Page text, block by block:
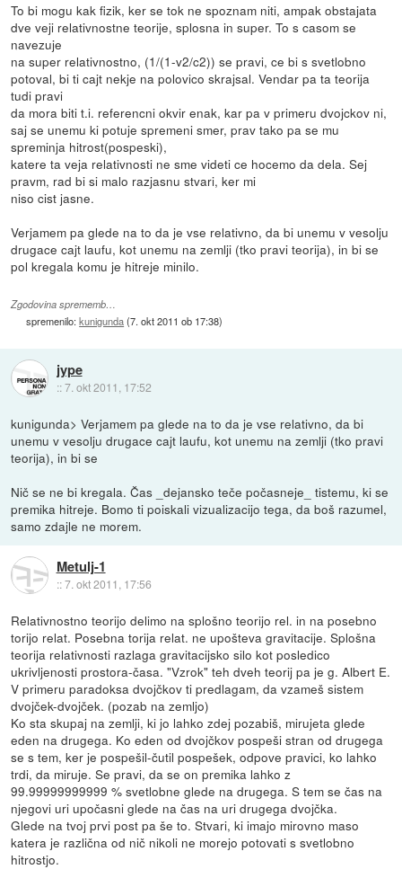
To bi mogu kak fizik, ker se tok ne spoznam niti, ampak obstajata
dve veji relativnostne teorije, splosna in super. To s casom se
navezuje
na super relativnostno, (1/(1-v2/c2)) se pravi, ce bi s svetlobno
potoval, bi ti cajt nekje na polovico skrajsal. Vendar pa ta teorija
tudi pravi
da mora biti t.i. referencni okvir enak, kar pa v primeru dvojckov ni,
saj se unemu ki potuje spremeni smer, prav tako pa se mu
spreminja hitrost(pospeski),
katere ta veja relativnosti ne sme videti ce hocemo da dela. Sej
pravm, rad bi si malo razjasnu stvari, ker mi
niso cist jasne.
Verjamem pa glede na to da je vse relativno, da bi unemu v vesolju
drugace cajt laufu, kot unemu na zemlji (tko pravi teorija), in bi se
pol kregala komu je hitreje minilo.
Zgodovina sprememb…
spremenilo:kunigunda(7. okt 2011 ob 17:38)
jype
::7. okt 2011, 17:52
kunigunda> Verjamem pa glede na to da je vse relativno, da bi
unemu v vesolju drugace cajt laufu, kot unemu na zemlji (tko pravi
teorija), in bi se
Nič se ne bi kregala. Čas _dejansko teče počasneje_ tistemu, ki se
premika hitreje. Bomo ti poiskali vizualizacijo tega, da boš razumel,
samo zdajle ne morem.
Metulj-1
::7. okt 2011, 17:56
Relativnostno teorijo delimo na splošno teorijo rel. in na posebno
torijo relat. Posebna torija relat. ne upošteva gravitacije. Splošna
teorija relativnosti razlaga gravitacijsko silo kot posledico
ukrivljenosti prostora-časa. "Vzrok" teh dveh teorij pa je g. Albert E.
V primeru paradoksa dvojčkov ti predlagam, da vzameš sistem
dvojček-dvojček. (pozab na zemljo)
Ko sta skupaj na zemlji, ki jo lahko zdej pozabiš, mirujeta glede
eden na drugega. Ko eden od dvojčkov pospeši stran od drugega
se s tem, ker je pospešil-čutil pospešek, odpove pravici, ko lahko
trdi, da miruje. Se pravi, da se on premika lahko z
99.99999999999 % svetlobne glede na drugega. S tem se čas na
njegovi uri upočasni glede na čas na uri drugega dvojčka.
Glede na tvoj prvi post pa še to. Stvari, ki imajo mirovno maso
katera je različna od nič nikoli ne morejo potovati s svetlobno
hitrostjo.